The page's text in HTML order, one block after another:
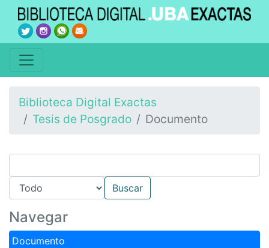
Biblioteca Digital Exactas
Tesis de Posgrado
Documento
Navegar
Documento